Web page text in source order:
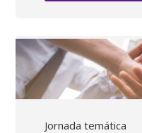
Jornada temática